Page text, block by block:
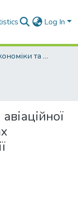
Log In
Факультет економіки та екології моря (ФЕЕМ)